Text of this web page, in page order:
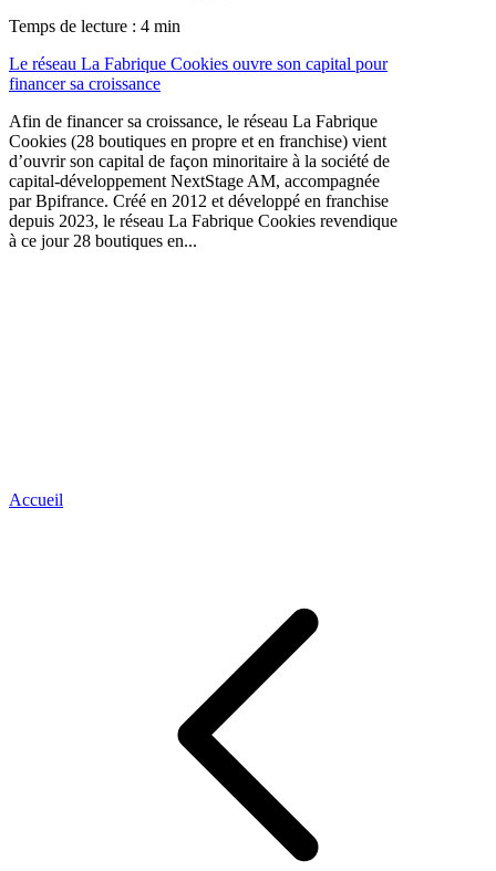
Temps de lecture : 4 min
Le réseau La Fabrique Cookies ouvre son capital pour
financer sa croissance
Afin de financer sa croissance, le réseau La Fabrique
Cookies (28 boutiques en propre et en franchise) vient
d’ouvrir son capital de façon minoritaire à la société de
capital-développement NextStage AM, accompagnée
par Bpifrance. Créé en 2012 et développé en franchise
depuis 2023, le réseau La Fabrique Cookies revendique
à ce jour 28 boutiques en...
Accueil